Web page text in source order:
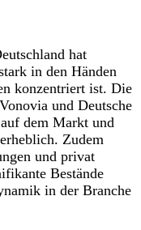
hat
in den Händen
konzentriert ist. Die
und Deutsche
dem Markt und
Zudem
und privat
Bestände
in der Branche